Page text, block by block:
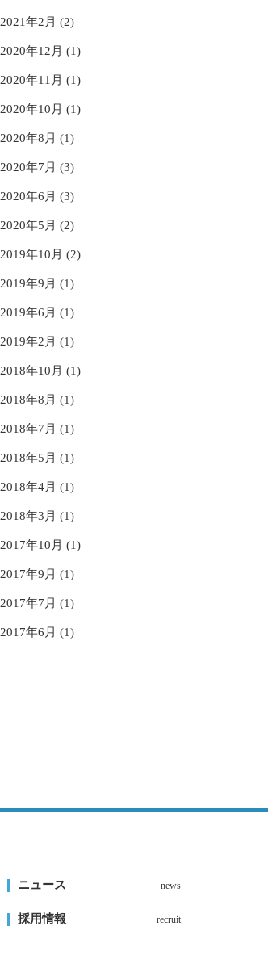
2021年2月 (2)
2020年12月 (1)
2020年11月 (1)
2020年10月 (1)
2020年8月 (1)
2020年7月 (3)
2020年6月 (3)
2020年5月 (2)
2019年10月 (2)
2019年9月 (1)
2019年6月 (1)
2019年2月 (1)
2018年10月 (1)
2018年8月 (1)
2018年7月 (1)
2018年5月 (1)
2018年4月 (1)
2018年3月 (1)
2017年10月 (1)
2017年9月 (1)
2017年7月 (1)
2017年6月 (1)
ニュース news
採用情報 recruit